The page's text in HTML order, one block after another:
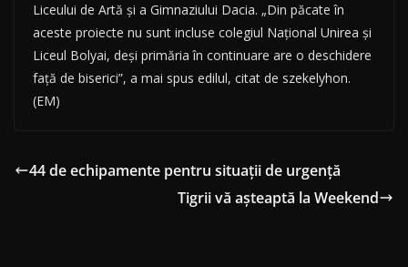
Liceului de Artă şi a Gimnaziului Dacia. „Din păcate în
aceste proiecte nu sunt incluse colegiul Naţional Unirea şi
Liceul Bolyai, deşi primăria în continuare are o deschidere
faţă de biserici”, a mai spus edilul, citat de szekelyhon.
(EM)
44 de echipamente pentru situaţii de urgenţă
Tigrii vă aşteaptă la Weekend